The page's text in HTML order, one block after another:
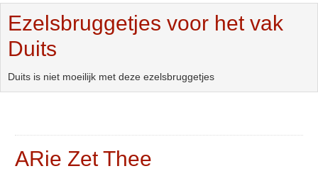
Ezelsbruggetjes voor het vak
Duits
Duits is niet moeilijk met deze ezelsbruggetjes
ARie Zet Thee